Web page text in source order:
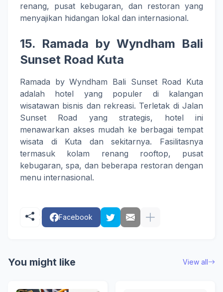
renang, pusat kebugaran, dan restoran yang
menyajikan hidangan lokal dan internasional.
15. Ramada by Wyndham Bali
Sunset Road Kuta
Ramada by Wyndham Bali Sunset Road Kuta
adalah hotel yang populer di kalangan
wisatawan bisnis dan rekreasi. Terletak di Jalan
Sunset Road yang strategis, hotel ini
menawarkan akses mudah ke berbagai tempat
wisata di Kuta dan sekitarnya. Fasilitasnya
termasuk kolam renang rooftop, pusat
kebugaran, spa, dan beberapa restoran dengan
menu internasional.
Facebook
You might like View all